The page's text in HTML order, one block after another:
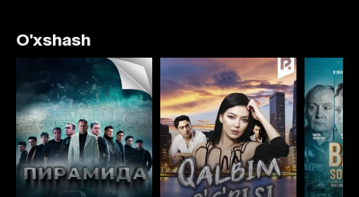
O'xshash